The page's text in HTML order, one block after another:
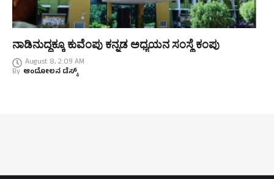
ನಾಡಿನುದ್ದಕ್ಕೂ ಕುವೆಂಪು ಕನ್ನಡ ಅಧ್ಯಯನ ಸಂಸ್ಥೆ ಕಂಪು
August 8, 2:09 AM
By ಆಂದೋಲನ ಡೆಸ್ಕ್